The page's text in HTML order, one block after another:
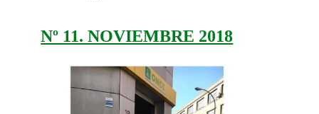
Nº 11. NOVIEMBRE 2018